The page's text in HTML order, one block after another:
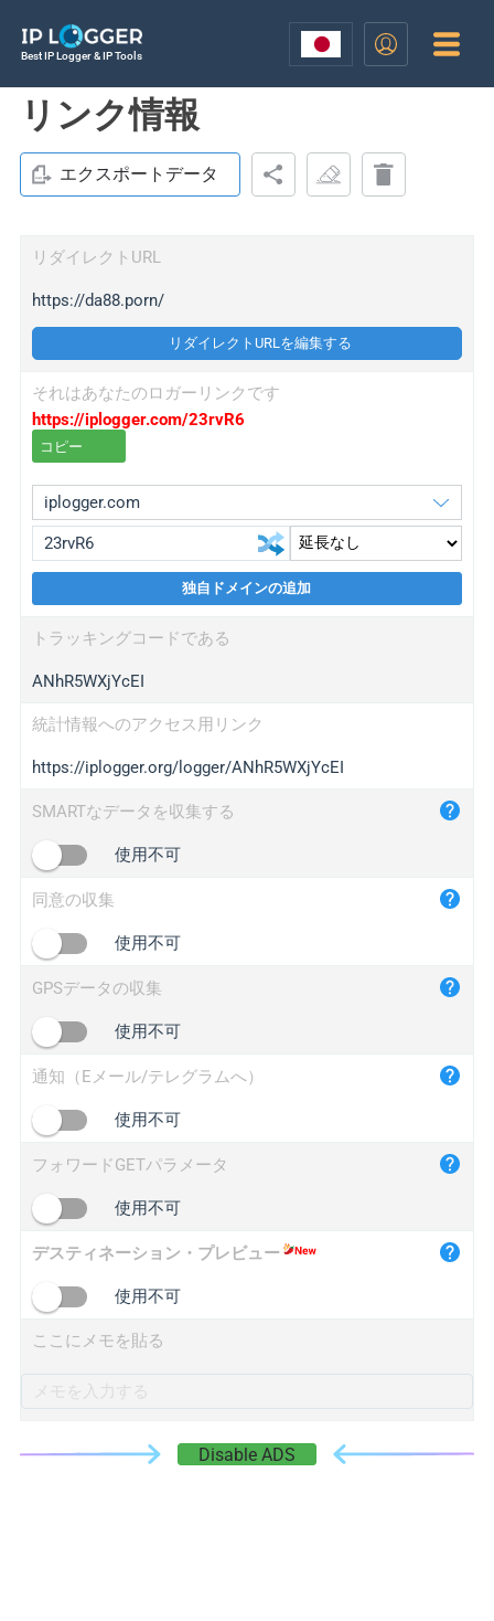
Best IP Logger & IP Tools
リンク情報
エクスポートデータ
リダイレクトURL
https://da88.porn/
リダイレクトURLを編集する
それはあなたのロガーリンクです
https://iplogger.com/23rvR6
コピー
wl.gl
ed.tc
bc.ax
iplogger.com
maper.info
2no.co
yip.su
iplogger.info
iplogger.cn
独自ドメインの追加
トラッキングコードである
ANhR5WXjYcEI
統計情報へのアクセス用リンク
https://iplogger.org/logger/ANhR5WXjYcEI
SMARTなデータを収集する
使用不可
同意の収集
使用不可
GPSデータの収集
使用不可
通知（Eメール/テレグラムへ）
使用不可
フォワードGETパラメータ
使用不可
デスティネーション・プレビュー
使用不可
ここにメモを貼る
Disable ADS